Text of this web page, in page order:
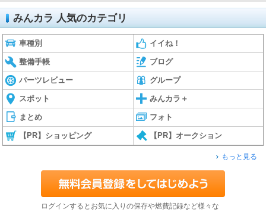
みんカラ 人気のカテゴリ
車種別 イイね！
整備手帳 ブログ
パーツレビュー グループ
スポット みんカラ＋
まとめ フォト
【PR】ショッピング 【PR】オークション
もっと見る
ログインするとお気に入りの保存や燃費記録など様々な